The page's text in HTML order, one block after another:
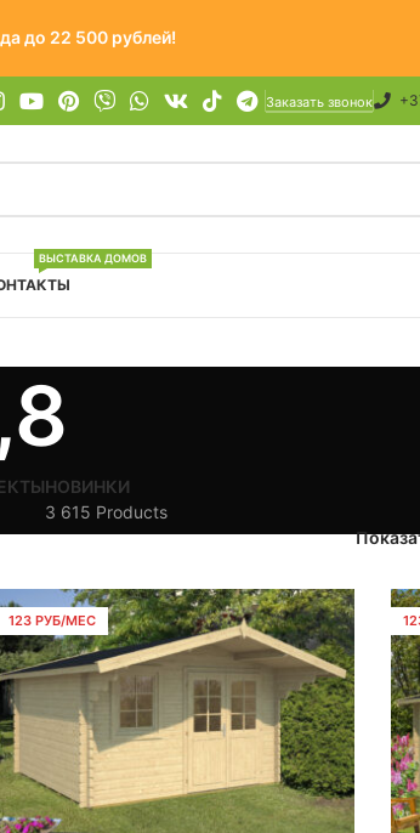
до 22 500 рублей!
Заказать звонок
ВЫСТАВКА ДОМОВ
НОВИНКИ
3 615 Products
123 РУБ/МЕС